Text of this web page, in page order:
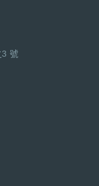
3 號